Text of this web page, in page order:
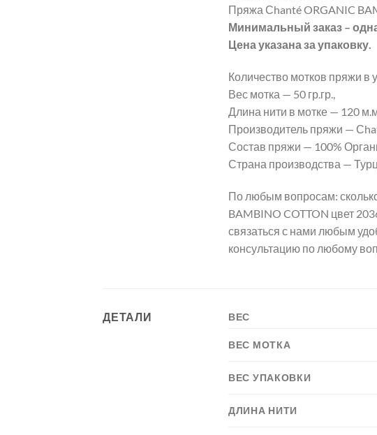
Пряжа Сhanté ORGANIC
Минимальный заказ –
Цена указана за упаковку.
Количество мотков пряжи в
Вес мотка — 50 гр.гр.,
Длина нити в мотке — 120
Производитель пряжи —
Состав пряжи — 100%
Страна производства —
По любым вопросам:
BAMBINO COTTON цвет
связаться с нами любым
консультацию по любому
ДЕТАЛИ ВЕС
ВЕС МОТКА
ВЕС УПАКОВКИ
ДЛИНА НИТИ